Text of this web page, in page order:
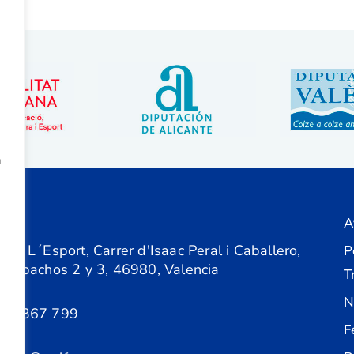
de L´Esport, Carrer d'Isaac Peral i Caballero,
2 y 3, 46980, Valencia
367 799